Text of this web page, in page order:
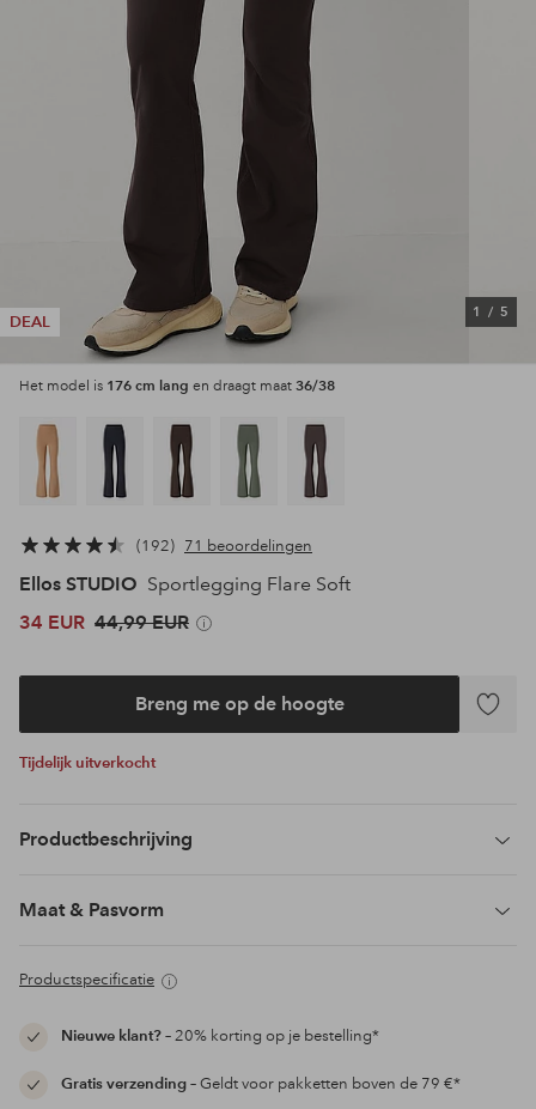
DEAL
1 / 5
Het model is 176 cm lang en draagt maat 36/38
192 71 beoordelingen
Ellos STUDIO Sportlegging Flare Soft
34 EUR 44,99 EUR
Breng me op de hoogte
Tijdelijk uitverkocht
Productbeschrijving
Maat & Pasvorm
Productspecificatie
Nieuwe klant?– 20% korting op je bestelling*
Gratis verzending– Geldt voor pakketten boven de 79 €*